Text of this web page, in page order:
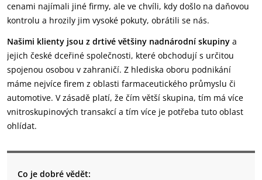
cenami najímali jiné firmy, ale ve chvíli, kdy došlo na daňovou
kontrolu a hrozily jim vysoké pokuty, obrátili se nás.
Našimi klienty jsou z drtivé většiny nadnárodní skupiny a
jejich české dceřiné společnosti, které obchodují s určitou
spojenou osobou v zahraničí. Z hlediska oboru podnikání
máme nejvíce firem z oblasti farmaceutického průmyslu či
automotive. V zásadě platí, že čím větší skupina, tím má více
vnitroskupinových transakcí a tím více je potřeba tuto oblast
ohlídat.
Co je dobré vědět: